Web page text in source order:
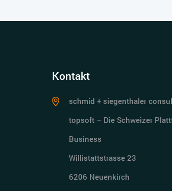
Kontakt
schmid + siegenthaler
topsoft – Die Schweizer
Business
Willistattstrasse 23
6206 Neuenkirch